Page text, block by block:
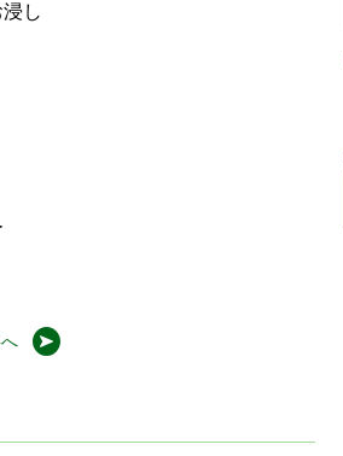
し